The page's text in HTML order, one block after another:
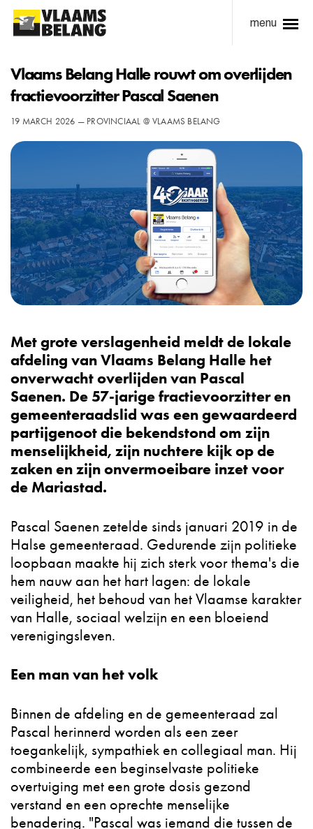
menu
Vlaams Belang Halle rouwt om overlijden
fractievoorzitter Pascal Saenen
19 MARCH 2026 — PROVINCIAAL @ VLAAMS BELANG
Met grote verslagenheid meldt de lokale
afdeling van Vlaams Belang Halle het
onverwacht overlijden van Pascal
Saenen. De 57-jarige fractievoorzitter en
gemeenteraadslid was een gewaardeerd
partijgenoot die bekendstond om zijn
menselijkheid, zijn nuchtere kijk op de
zaken en zijn onvermoeibare inzet voor
de Mariastad.
Pascal Saenen zetelde sinds januari 2019 in de
Halse gemeenteraad. Gedurende zijn politieke
loopbaan maakte hij zich sterk voor thema's die
hem nauw aan het hart lagen: de lokale
veiligheid, het behoud van het Vlaamse karakter
van Halle, sociaal welzijn en een bloeiend
verenigingsleven.
Een man van het volk
Binnen de afdeling en de gemeenteraad zal
Pascal herinnerd worden als een zeer
toegankelijk, sympathiek en collegiaal man. Hij
combineerde een beginselvaste politieke
overtuiging met een grote dosis gezond
verstand en een oprechte menselijke
benadering. "Pascal was iemand die tussen de